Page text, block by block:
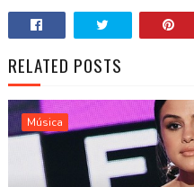
RELATED POSTS
Música